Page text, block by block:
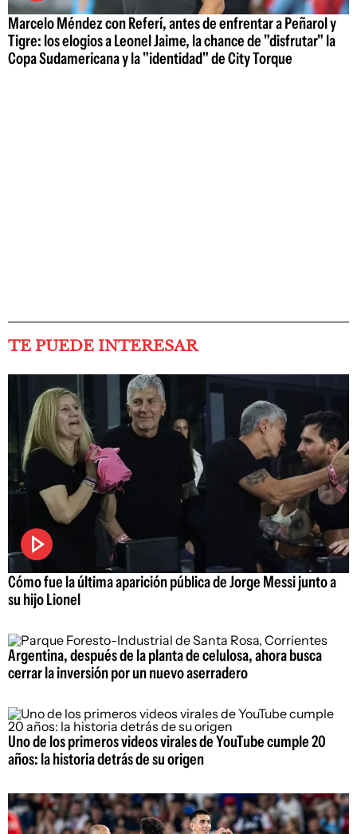
Marcelo Méndez con Referí, antes de enfrentar a Peñarol y
Tigre: los elogios a Leonel Jaime, la chance de "disfrutar" la
Copa Sudamericana y la "identidad" de City Torque
TE PUEDE INTERESAR
Cómo fue la última aparición pública de Jorge Messi junto a
su hijo Lionel
Argentina, después de la planta de celulosa, ahora busca
cerrar la inversión por un nuevo aserradero
Uno de los primeros videos virales de YouTube cumple 20
años: la historia detrás de su origen